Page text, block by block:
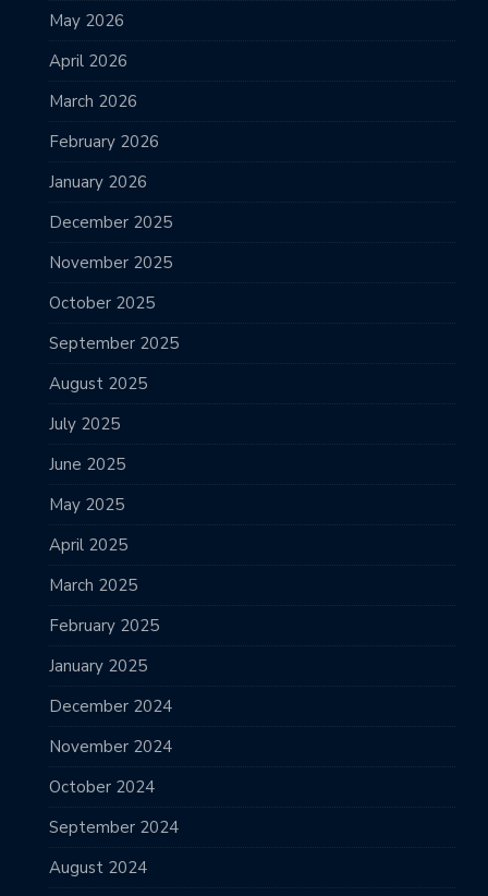
May 2026
April 2026
March 2026
February 2026
January 2026
December 2025
November 2025
October 2025
September 2025
August 2025
July 2025
June 2025
May 2025
April 2025
March 2025
February 2025
January 2025
December 2024
November 2024
October 2024
September 2024
August 2024